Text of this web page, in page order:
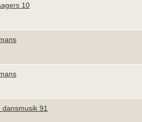
10
dansmusik 91